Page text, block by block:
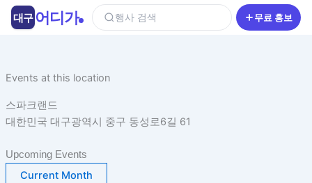
건
뛰
기
Events at this location
스파크랜드
대한민국 대구광역시 중구 동성로6길 61
Upcoming Events
Current Month
대구 어디가 행사 검색 무료 홍보